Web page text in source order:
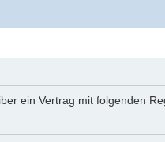
ein Vertrag mit folgenden